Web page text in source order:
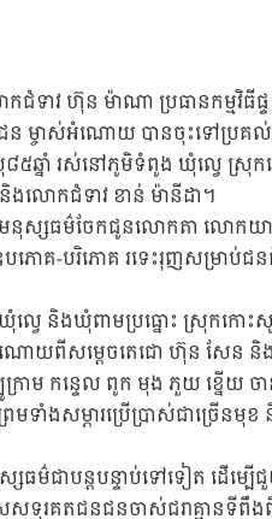
ទាវ ហ៊ុន ម៉ាណា ប្រធានកម្មវិធីផ្ទះ
ម្ចាស់អំណោយ បានចុះទៅប្រគល់ផ្
ឆ្នាំ រស់នៅភូមិទំពូង ឃុំល្វេ ស្រុ
លោកជំទាវ ខាន់ ម៉ានីដា។
មនុស្សធម៌ចែកជូនលោកតា លោក
ភោគ-បរិភោគ រទេះរុញសម្រាប់ជន
វេ និងឃុំពាមប្រធ្នោះ ស្រុកកោ
ណោយពីសម្តេចតេជោ ហ៊ុន សែន និ
ាម កន្ទេល ពូក មុង ភួយ ខ្នើយ ចា
ាំងសម្ភារប្រើប្រាស់ជាច្រើនមុខ
សធម៌ជាបន្តបន្ទាប់ទៅទៀត ដើម្ប
េសទុរគតជនជនចាស់ជរាគ្មានទីពឹ